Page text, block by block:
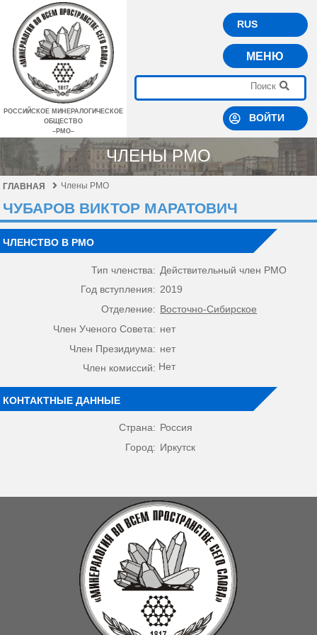
РОССИЙСКОЕ МИНЕРАЛОГИЧЕСКОЕ
ОБЩЕСТВО
–РМО–
RUS
МЕНЮ
ВОЙТИ
ЧЛЕНЫ РМО
ГЛАВНАЯ Члены РМО
ЧУБАРОВ ВИКТОР МАРАТОВИЧ
ЧЛЕНСТВО В РМО
Тип членства: Действительный член РМО
Год вступления: 2019
Отделение: Восточно-Сибирское
Член Ученого Совета: нет
Член Президиума: нет
Член комиссий: Нет
КОНТАКТНЫЕ ДАННЫЕ
Страна: Россия
Город: Иркутск